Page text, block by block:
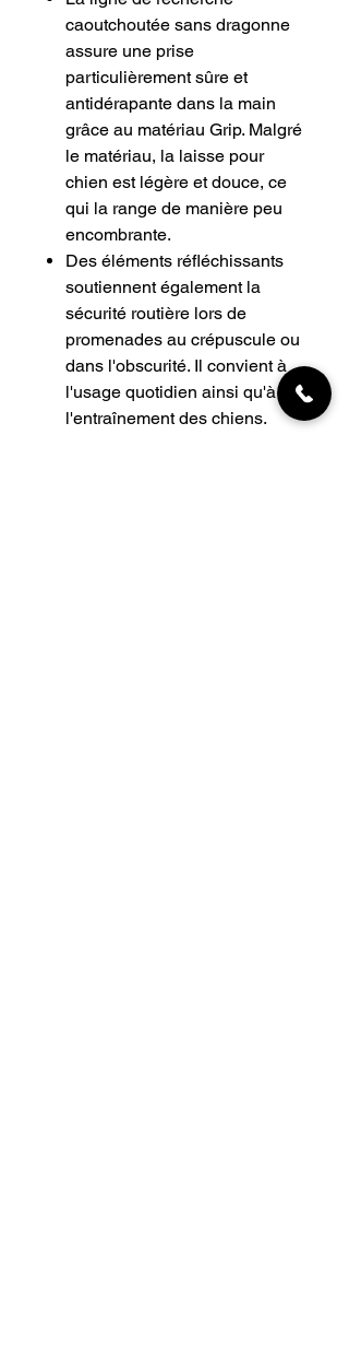
caoutchoutée sans dragonne
assure une prise
particulièrement sûre et
antidérapante dans la main
grâce au matériau Grip. Malgré
le matériau, la laisse pour
chien est légère et douce, ce
qui la range de manière peu
encombrante.
Des éléments réfléchissants
soutiennent également la
sécurité routière lors de
promenades au crépuscule ou
dans l'obscurité. Il convient à
l'usage quotidien ainsi qu'à
l'entraînement des chiens.